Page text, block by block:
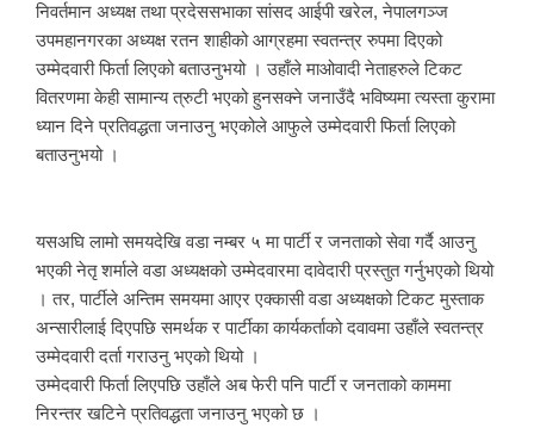
निवर्तमान अध्यक्ष तथा प्रदेससभाका सांसद आईपी खरेल, नेपालगञ्ज
उपमहानगरका अध्यक्ष रतन शाहीको आग्रहमा स्वतन्त्र रुपमा दिएको
उम्मेदवारी फिर्ता लिएको बताउनुभयो । उहाँले माओवादी नेताहरुले टिकट
वितरणमा केही सामान्य त्रुटी भएको हुनसक्ने जनाउँदै भविष्यमा त्यस्ता कुरामा
ध्यान दिने प्रतिवद्धता जनाउनु भएकोले आफुले उम्मेदवारी फिर्ता लिएको
बताउनुभयो ।
यसअघि लामो समयदेखि वडा नम्बर ५ मा पार्टी र जनताको सेवा गर्दै आउनु
भएकी नेतृ शर्माले वडा अध्यक्षको उम्मेदवारमा दावेदारी प्रस्तुत गर्नुभएको थियो
। तर, पार्टीले अन्तिम समयमा आएर एक्कासी वडा अध्यक्षको टिकट मुस्ताक
अन्सारीलाई दिएपछि समर्थक र पार्टीका कार्यकर्ताको दवावमा उहाँले स्वतन्त्र
उम्मेदवारी दर्ता गराउनु भएको थियो ।
उम्मेदवारी फिर्ता लिएपछि उहाँले अब फेरी पनि पार्टी र जनताको काममा
निरन्तर खटिने प्रतिवद्धता जनाउनु भएको छ ।